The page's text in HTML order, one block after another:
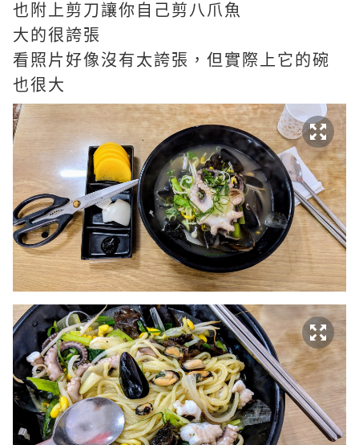
也附上剪刀讓你自己剪八爪魚
大的很誇張
看照片好像沒有太誇張，但實際上它的碗
也很大